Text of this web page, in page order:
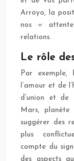
Arroyo, la
nos «
relations.
Le rôle
Par exemple,
l’amour et de
d’union et de
Mars,
suggérer des
plus
compte du
des aspects